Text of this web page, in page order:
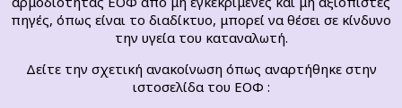
πηγές, όπως είναι το διαδίκτυο, μπορεί να θέσει σε κίνδυνο
την υγεία του καταναλωτή.
Δείτε την σχετική ανακοίνωση όπως αναρτήθηκε στην
ιστοσελίδα του ΕΟΦ :